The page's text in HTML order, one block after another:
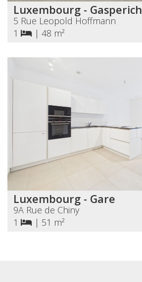
Luxembourg - Gasperich
5 Rue Leopold Hoffmann
1
| 48 m²
Luxembourg - Gare
9A Rue de Chiny
1
| 51 m²